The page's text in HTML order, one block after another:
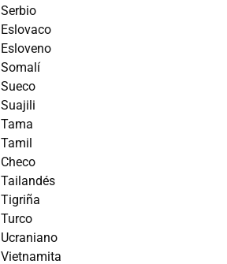
Serbio
Eslovaco
Esloveno
Somalí
Sueco
Suajili
Tama
Tamil
Checo
Tailandés
Tigriña
Turco
Ucraniano
Vietnamita